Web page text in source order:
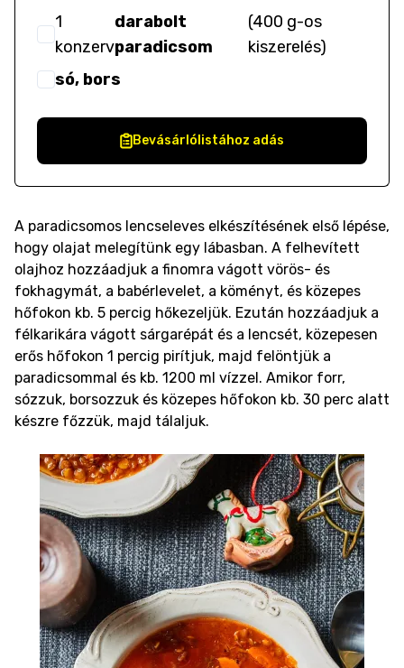
1
konzerv
darabolt
paradicsom
(400 g-os
kiszerelés)
só, bors
Bevásárlólistához adás
A paradicsomos lencseleves elkészítésének első lépése,
hogy olajat melegítünk egy lábasban. A felhevített
olajhoz hozzáadjuk a finomra vágott vörös- és
fokhagymát, a babérlevelet, a köményt, és közepes
hőfokon kb. 5 percig hőkezeljük. Ezután hozzáadjuk a
félkarikára vágott sárgarépát és a lencsét, közepesen
erős hőfokon 1 percig pirítjuk, majd felöntjük a
paradicsommal és kb. 1200 ml vízzel. Amikor forr,
sózzuk, borsozzuk és közepes hőfokon kb. 30 perc alatt
készre főzzük, majd tálaljuk.